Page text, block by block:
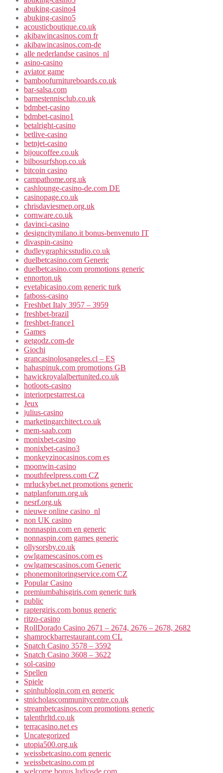
abuking-casino4
abuking-casino5
acousticboutique.co.uk
akibawincasinos.com fr
akibawincasinos.com-de
alle nederlandse casinos_nl
asino-casino
aviator game
bamboofurnitureboards.co.uk
bar-salsa.com
barnestennisclub.co.uk
bdmbet-casino
bdmbet-casino1
betalright-casino
betlive-casino
betnjet-casino
bijoucoffee.co.uk
bilbosurfshop.co.uk
bitcoin casino
campathome.org.uk
cashlounge-casino-de.com DE
casinopage.co.uk
chrisdaviesmep.org.uk
cornware.co.uk
davinci-casino
designcitymilano.it bonus-benvenuto IT
divaspin-casino
dudleygraphicsstudio.co.uk
duelbetcasino.com Generic
duelbetcasino.com promotions generic
ennorton.uk
evetabicasino.com generic turk
fatboss-casino
Freshbet Italy 3957 – 3959
freshbet-brazil
freshbet-france1
Games
getgodz.com-de
Giochi
grancasinolosangeles.cl – ES
hahaspinuk.com promotions GB
hawickroyalalbertunited.co.uk
hotloots-casino
interiorpestarrest.ca
Jeux
julius-casino
marketingarchitect.co.uk
mem-saab.com
monixbet-casino
monixbet-casino3
monkeyzinocasinos.com es
moonwin-casino
mouthfeelpress.com CZ
mrluckybet.net promotions generic
natplanforum.org.uk
nesrf.org.uk
nieuwe online casino_nl
non UK casino
nonnaspin.com en generic
nonnaspin.com games generic
ollysorsby.co.uk
owlgamescasinos.com es
owlgamescasinos.com Generic
phonemonitoringservice.com CZ
Popular Casino
premiumbahisgiris.com generic turk
public
raptergiris.com bonus generic
ritzo-casino
RollDorado Casino 2671 – 2674, 2676 – 2678, 2682
shamrockbarrestaurant.com CL
Snatch Casino 3578 – 3592
Snatch Casino 3608 – 3622
sol-casino
Spellen
Spiele
spinhublogin.com en generic
stnicholascommunitycentre.co.uk
streambetcasinos.com promotions generic
talenthrltd.co.uk
terracasino.net es
Uncategorized
utopia500.org.uk
weissbetcasino.com generic
weissbetcasino.com pt
welcome bonus ludiosde.com